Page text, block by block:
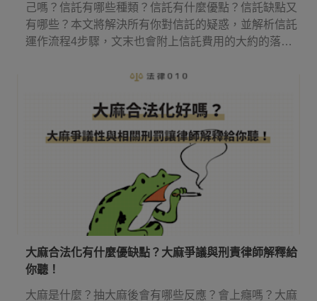
己嗎？信託有哪些種類？信託有什麼優點？信託缺點又
有哪些？本文將解決所有你對信託的疑惑，並解析信託
運作流程4步驟，文末也會附上信託費用的大約的落
大麻合法化有什麼優缺點？大麻爭議與刑責律師解釋給
你聽！
大麻是什麼？抽大麻後會有哪些反應？會上癮嗎？大麻